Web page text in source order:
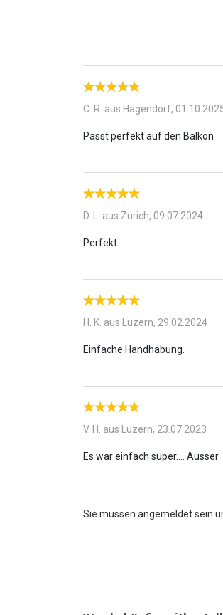
C. R. aus Hägendorf,
D. L. aus Zürich, 09.07.2024
H. K. aus Luzern, 29.02.2024
V. H. aus Luzern, 23.07.2023
Sie müssen angemeldet sein